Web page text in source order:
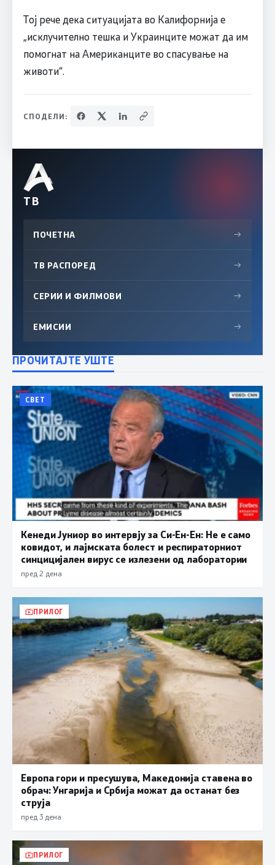
Тој рече дека ситуацијата во Калифорнија е
„исклучително тешка и Украинците можат да им
помогнат на Американците во спасување на
животи“.
СПОДЕЛИ:
ТВ
ПОЧЕТНА →
ТВ РАСПОРЕД →
СЕРИИ И ФИЛМОВИ →
ЕМИСИИ →
ПРОЧИТАЈТЕ УШТЕ
СВЕТ
Кенеди Јуниор во интервју за Си-Ен-Ен: Не е само
ковидот, и лајмската болест и респираторниот
синцицијален вирус се излезени од лаборатории
пред 2 дена
ПРИЛОГ
Европа гори и пресушува, Македонија ставена во
обрач: Унгарија и Србија можат да останат без
струја
пред 3 дена
ПРИЛОГ